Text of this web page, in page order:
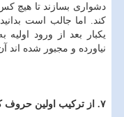
دشواری بسازند تا هیچ
كند. اما جالب است
یكبار بعد از ورود
نیاورده و مجبور شده اند
۷. از تركیب اولین حروف كلمات هم می توانید كمك بگیرید